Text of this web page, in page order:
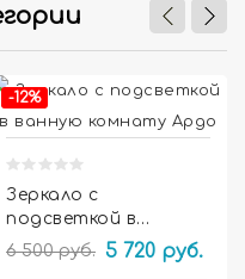
-12%
Зеркало с
подсветкой в
ванную комнату
6 500 руб. 5 720 руб.